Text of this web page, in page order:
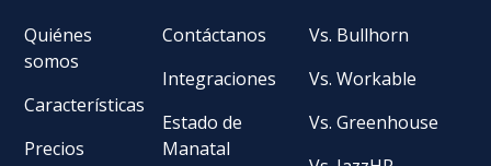
Quiénes
somos
Características
Precios
Contáctanos
Integraciones
Estado de
Manatal
Vs. Bullhorn
Vs. Workable
Vs. Greenhouse